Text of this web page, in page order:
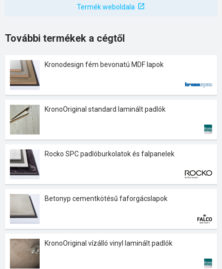
Termék weboldala
További termékek a cégtől
Kronodesign fém bevonatú MDF lapok
KronoOriginal standard laminált padlók
Rocko SPC padlóburkolatok és falpanelek
Betonyp cementkötésű faforgácslapok
KronoOriginal vízálló vinyl laminált padlók